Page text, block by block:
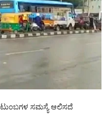
ಸಮಸ್ಯೆ ಆಲಿಸದೆ